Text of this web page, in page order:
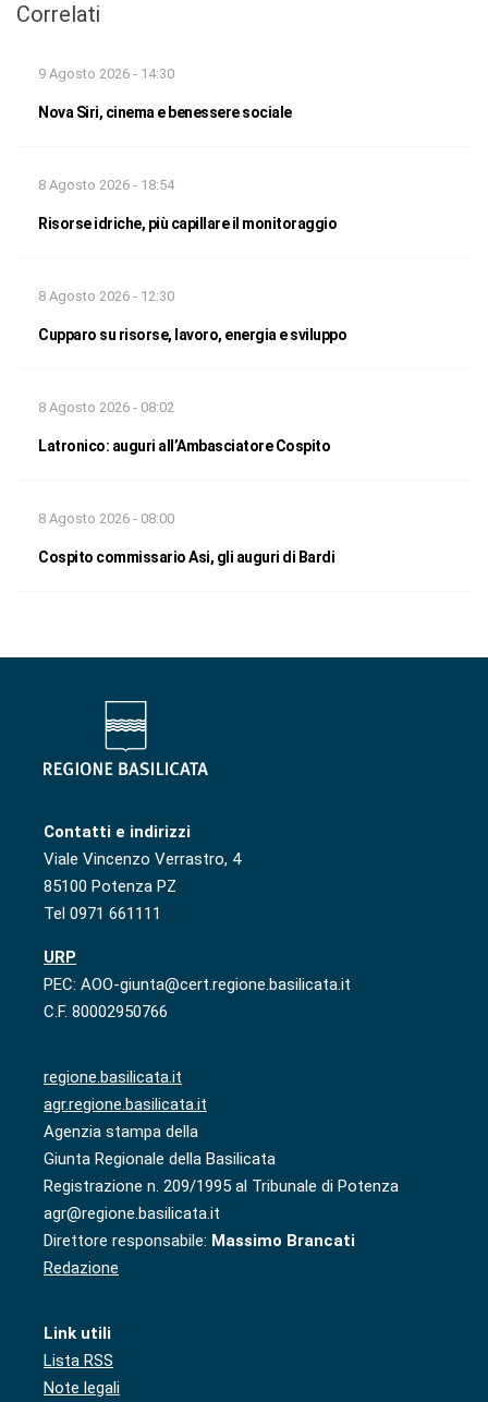
Correlati
9 Agosto 2026 - 14:30
Nova Siri, cinema e benessere sociale
8 Agosto 2026 - 18:54
Risorse idriche, più capillare il monitoraggio
8 Agosto 2026 - 12:30
Cupparo su risorse, lavoro, energia e sviluppo
8 Agosto 2026 - 08:02
Latronico: auguri all’Ambasciatore Cospito
8 Agosto 2026 - 08:00
Cospito commissario Asi, gli auguri di Bardi
Contatti e indirizzi
Viale Vincenzo Verrastro, 4
85100 Potenza PZ
Tel 0971 661111
URP
PEC: AOO-giunta@cert.regione.basilicata.it
C.F. 80002950766
regione.basilicata.it
agr.regione.basilicata.it
Agenzia stampa della
Giunta Regionale della Basilicata
Registrazione n. 209/1995 al Tribunale di Potenza
agr@regione.basilicata.it
Direttore responsabile: Massimo Brancati
Redazione
Link utili
Lista RSS
Note legali